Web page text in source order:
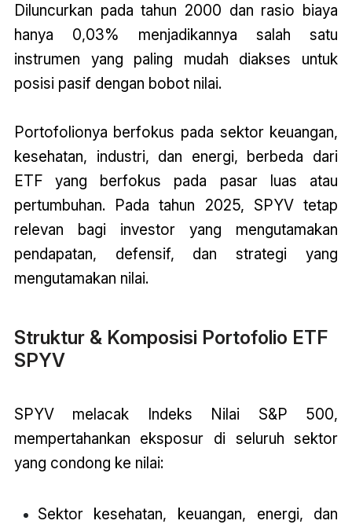
Diluncurkan pada tahun 2000 dan rasio biaya
hanya 0,03% menjadikannya salah satu
instrumen yang paling mudah diakses untuk
posisi pasif dengan bobot nilai.
Portofolionya berfokus pada sektor keuangan,
kesehatan, industri, dan energi, berbeda dari
ETF yang berfokus pada pasar luas atau
pertumbuhan. Pada tahun 2025, SPYV tetap
relevan bagi investor yang mengutamakan
pendapatan, defensif, dan strategi yang
mengutamakan nilai.
Struktur & Komposisi Portofolio ETF
SPYV
SPYV melacak Indeks Nilai S&P 500,
mempertahankan eksposur di seluruh sektor
yang condong ke nilai:
Sektor kesehatan, keuangan, energi, dan